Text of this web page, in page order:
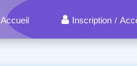
Accueil Inscription /